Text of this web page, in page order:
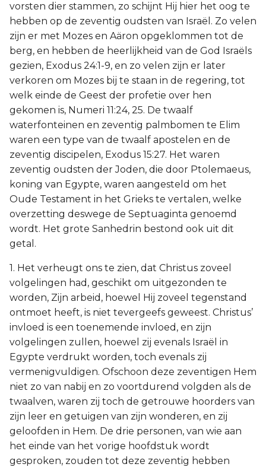
vorsten dier stammen, zo schijnt Hij hier het oog te
hebben op de zeventig oudsten van Israël. Zo velen
zijn er met Mozes en Aäron opgeklommen tot de
berg, en hebben de heerlijkheid van de God Israëls
gezien, Exodus 24:1-9, en zo velen zijn er later
verkoren om Mozes bij te staan in de regering, tot
welk einde de Geest der profetie over hen
gekomen is, Numeri 11:24, 25. De twaalf
waterfonteinen en zeventig palmbomen te Elim
waren een type van de twaalf apostelen en de
zeventig discipelen, Exodus 15:27. Het waren
zeventig oudsten der Joden, die door Ptolemaeus,
koning van Egypte, waren aangesteld om het
Oude Testament in het Grieks te vertalen, welke
overzetting deswege de Septuaginta genoemd
wordt. Het grote Sanhedrin bestond ook uit dit
getal.
1. Het verheugt ons te zien, dat Christus zoveel
volgelingen had, geschikt om uitgezonden te
worden, Zijn arbeid, hoewel Hij zoveel tegenstand
ontmoet heeft, is niet tevergeefs geweest. Christus’
invloed is een toenemende invloed, en zijn
volgelingen zullen, hoewel zij evenals Israël in
Egypte verdrukt worden, toch evenals zij
vermenigvuldigen. Ofschoon deze zeventigen Hem
niet zo van nabij en zo voortdurend volgden als de
twaalven, waren zij toch de getrouwe hoorders van
zijn leer en getuigen van zijn wonderen, en zij
geloofden in Hem. De drie personen, van wie aan
het einde van het vorige hoofdstuk wordt
gesproken, zouden tot deze zeventig hebben